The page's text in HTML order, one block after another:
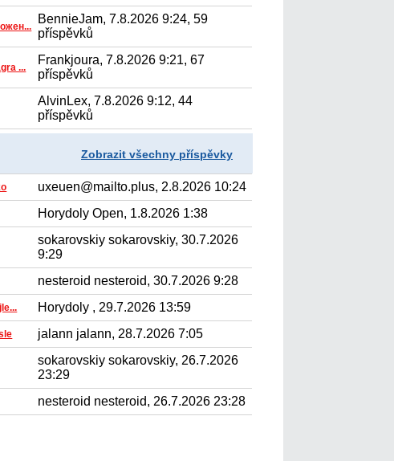
BennieJam, 7.8.2026 9:24, 59
příspěvků
...
Frankjoura, 7.8.2026 9:21, 67
příspěvků
AlvinLex, 7.8.2026 9:12, 44
příspěvků
Zobrazit všechny příspěvky
uxeuen@mailto.plus, 2.8.2026 10:24
Horydoly Open, 1.8.2026 1:38
sokarovskiy sokarovskiy, 30.7.2026
9:29
nesteroid nesteroid, 30.7.2026 9:28
Horydoly , 29.7.2026 13:59
jalann jalann, 28.7.2026 7:05
sokarovskiy sokarovskiy, 26.7.2026
23:29
nesteroid nesteroid, 26.7.2026 23:28